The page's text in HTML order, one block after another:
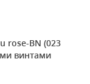
rose-BN (023
винтами